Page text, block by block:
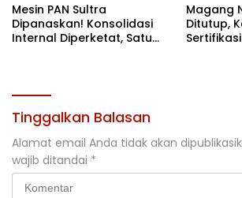
Mesin PAN Sultra
Dipanaskan! Konsolidasi
Internal Diperketat, Satu
Magang
Ditutup,
Tinggalkan Balasan
Alamat email Anda tidak akan
wajib ditandai *